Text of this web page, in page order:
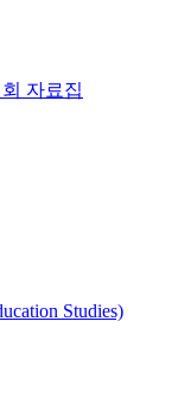
자료집
Studies)